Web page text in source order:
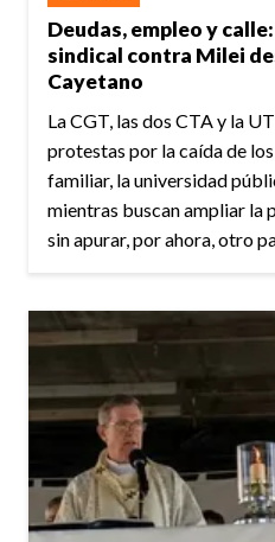
Deudas, empleo y
sindical contra Milei
Cayetano
La CGT, las dos CTA y la
protestas por la caída de
familiar, la universidad
mientras buscan ampliar la
sin apurar, por ahora, otro